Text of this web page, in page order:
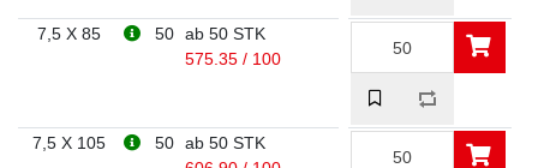
7,5 X 85 50 ab 50 STK
575.35 / 100
7,5 X 105 50 ab 50 STK